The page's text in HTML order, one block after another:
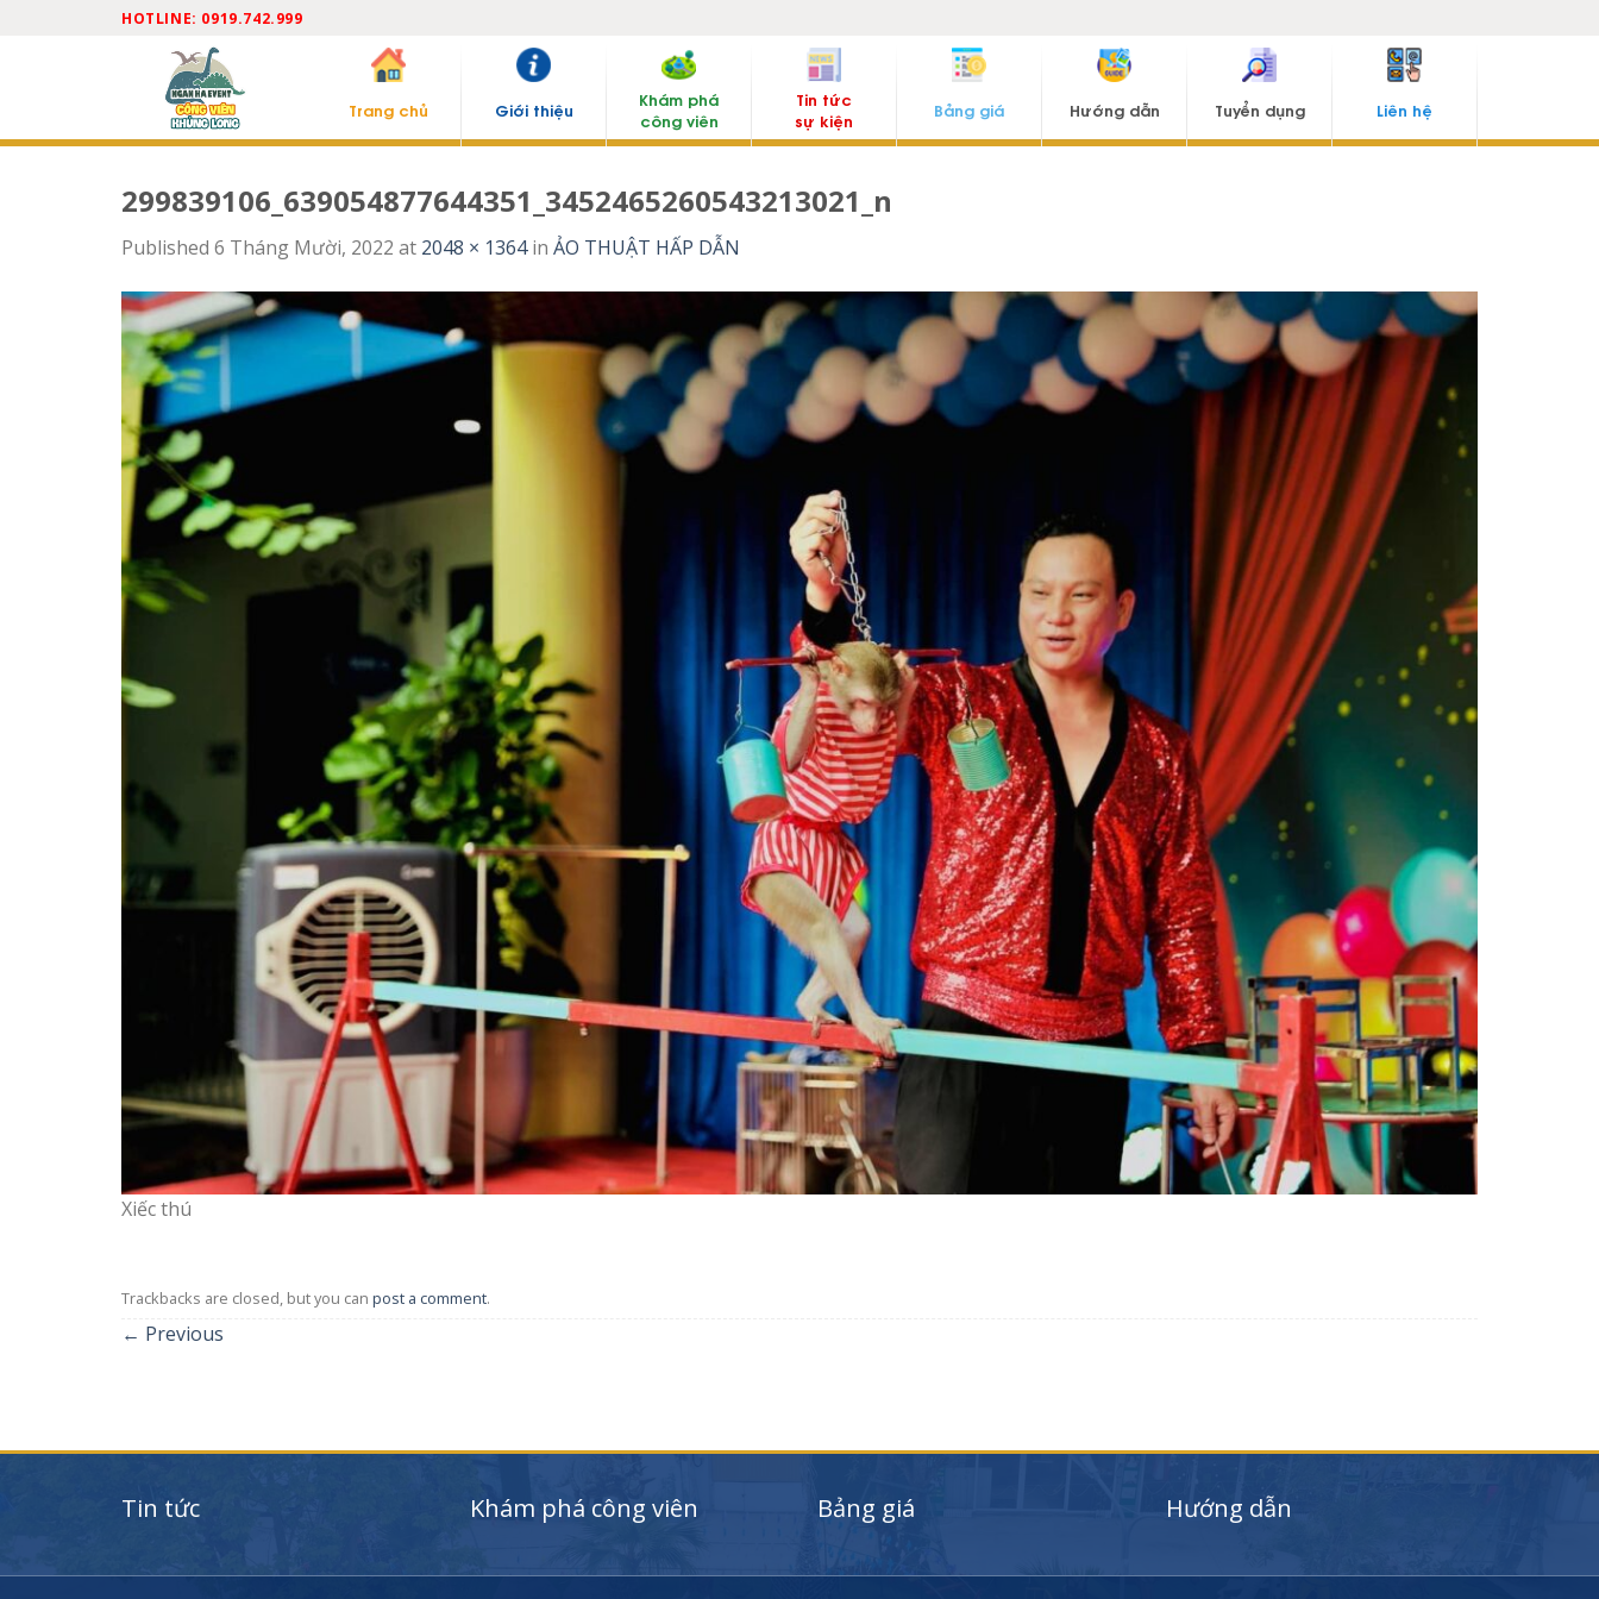
HOTLINE: 0919.742.999
Trang chủ Giới thiệu
Khám phá
công viên
Tin tức
sự kiện
Bảng giá Hướng dẫn Tuyển dụng Liên hệ
299839106_639054877644351_3452465260543213021_n
Published 6 Tháng Mười, 2022 at 2048 × 1364in ẢO THUẬT HẤP DẪN
Xiếc thú
Trackbacks are closed, but you can post a comment.
← Previous
Tin tức Khám phá công viên Bảng giá Hướng dẫn